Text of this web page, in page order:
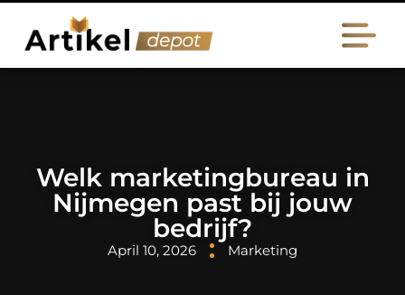
Welk marketingbureau in
Nijmegen past bij jouw
bedrijf?
April 10, 2026 Marketing